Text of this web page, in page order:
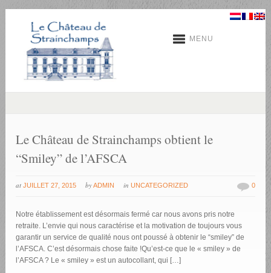
MENU
Le Château de Strainchamps obtient le
“Smiley” de l’AFSCA
at JUILLET 27, 2015 byADMIN inUNCATEGORIZED 0
Notre établissement est désormais fermé car nous avons pris notre
retraite. L’envie qui nous caractérise et la motivation de toujours vous
garantir un service de qualité nous ont poussé à obtenir le “smiley” de
l’AFSCA. C’est désormais chose faite !Qu’est-ce que le « smiley » de
l’AFSCA ? Le « smiley » est un autocollant, qui […]